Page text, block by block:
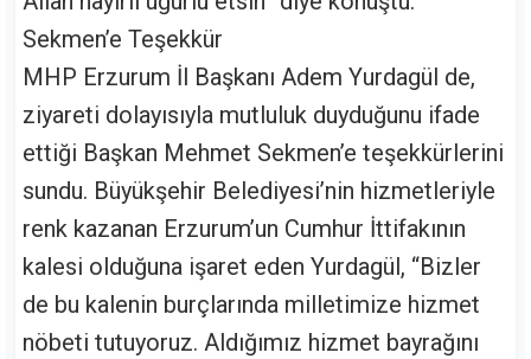
Sekmen’e Teşekkür
MHP Erzurum İl Başkanı Adem Yurdagül de,
ziyareti dolayısıyla mutluluk duyduğunu ifade
ettiği Başkan Mehmet Sekmen’e teşekkürlerini
sundu. Büyükşehir Belediyesi’nin hizmetleriyle
renk kazanan Erzurum’un Cumhur İttifakının
kalesi olduğuna işaret eden Yurdagül, “Bizler
de bu kalenin burçlarında milletimize hizmet
nöbeti tutuyoruz. Aldığımız hizmet bayrağını